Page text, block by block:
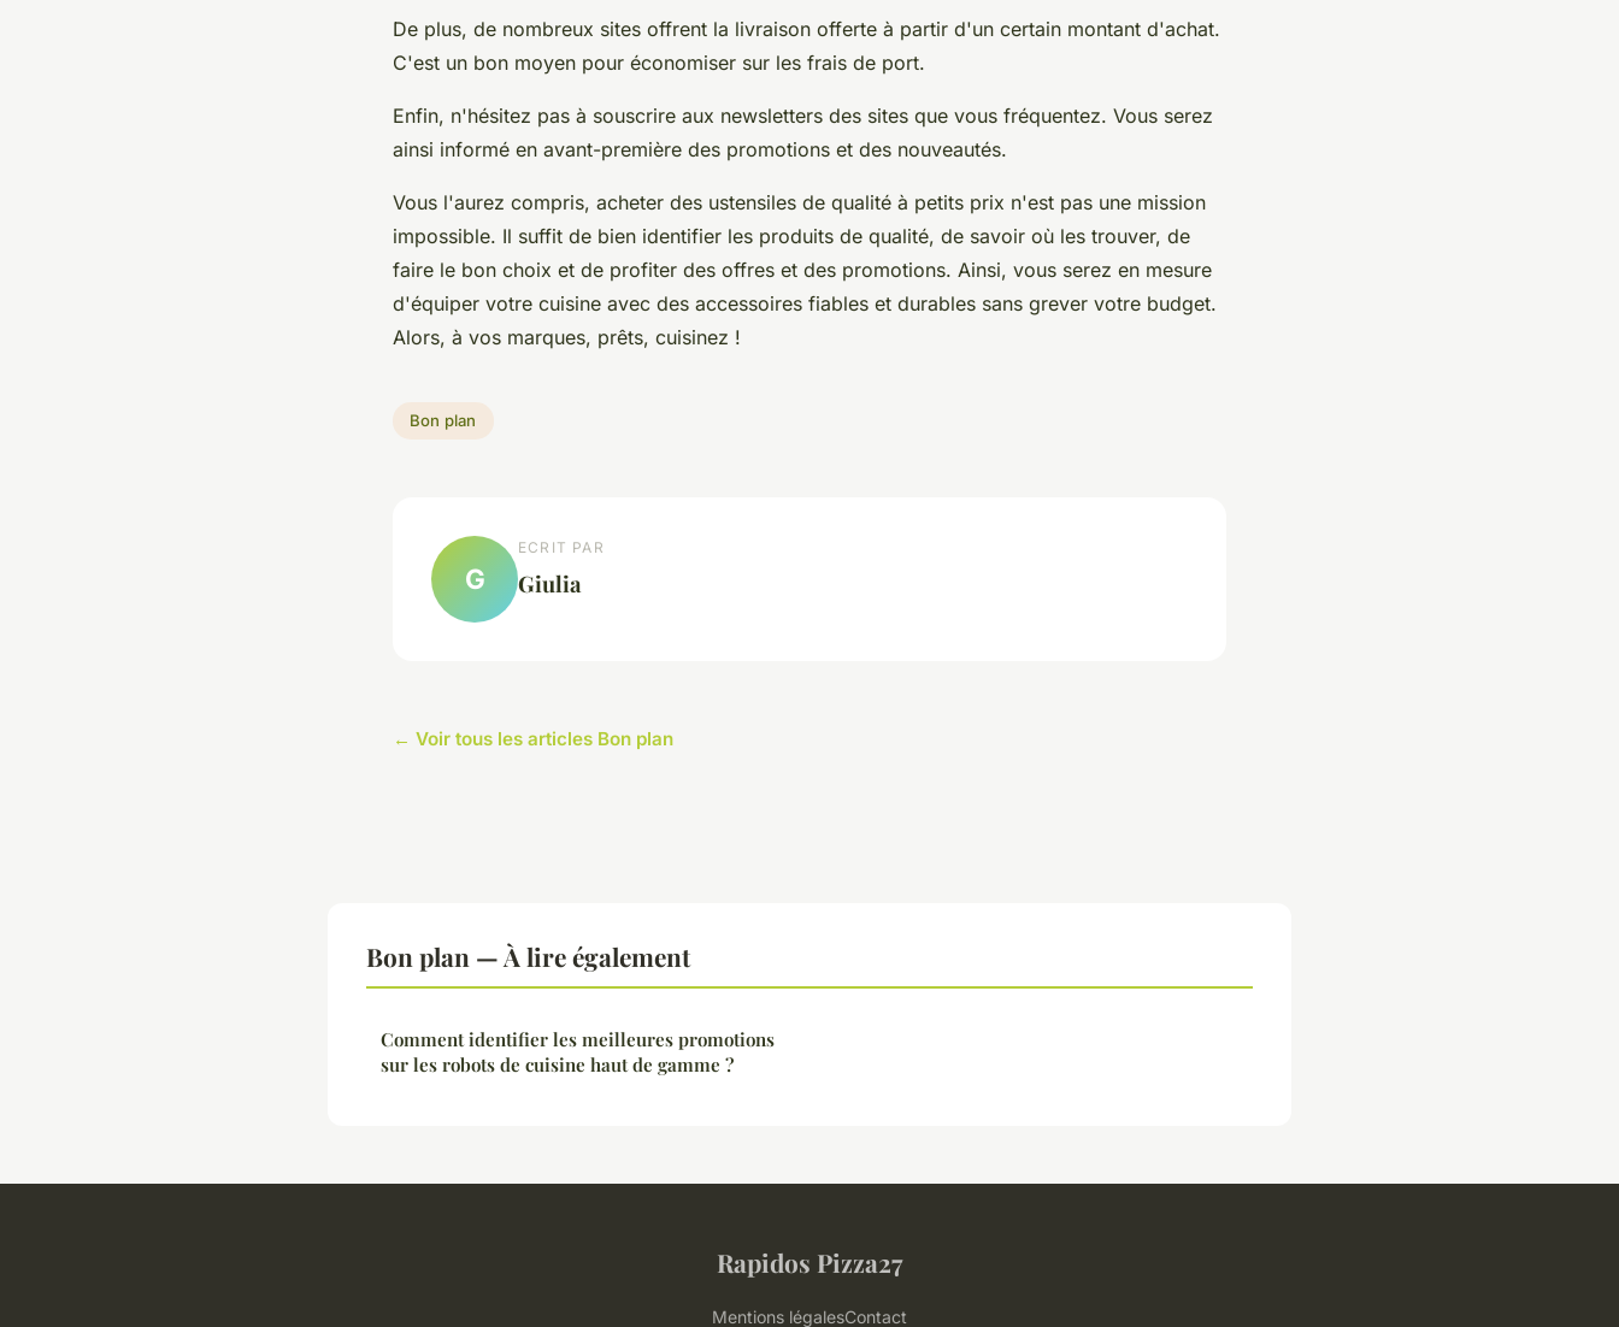
De plus, de nombreux sites offrent la livraison offerte à partir d'un certain montant d'achat.
C'est un bon moyen pour économiser sur les frais de port.
Enfin, n'hésitez pas à souscrire aux newsletters des sites que vous fréquentez. Vous serez
ainsi informé en avant-première des promotions et des nouveautés.
Vous l'aurez compris, acheter des ustensiles de qualité à petits prix n'est pas une mission
impossible. Il suffit de bien identifier les produits de qualité, de savoir où les trouver, de
faire le bon choix et de profiter des offres et des promotions. Ainsi, vous serez en mesure
d'équiper votre cuisine avec des accessoires fiables et durables sans grever votre budget.
Alors, à vos marques, prêts, cuisinez !
Bon plan
G
ECRIT PAR
Giulia
← Voir tous les articles Bon plan
Bon plan — À lire également
Comment identifier les meilleures promotions
sur les robots de cuisine haut de gamme ?
Rapidos Pizza27
Mentions légalesContact